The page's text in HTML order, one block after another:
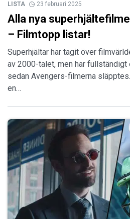
LISTA 23 februari 2025
Alla nya
– Filmtopp listar!
Superhjältar har tagit över
av 2000-talet, men har
sedan Avengers-filmerna
en…